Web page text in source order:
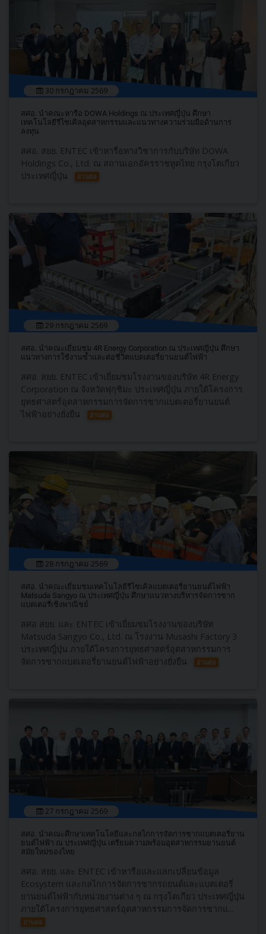
30 กรกฎาคม 2569
สศอ. นำคณะหารือ DOWA Holdings ณ ประเทศญี่ปุ่น ศึกษา
เทคโนโลยีรีไซเคิลอุตสาหกรรมและแนวทางความร่วมมือด้านการ
ลงทุน
สศอ. สยย. ENTEC เข้าหารือทางวิชาการกับบริษัท DOWA
Holdings Co., Ltd. ณ สถานเอกอัครราชทูตไทย กรุงโตเกียว
ประเทศญี่ปุ่น
อ่านต่อ
29 กรกฎาคม 2569
สศอ. นำคณะเยี่ยมชม 4R Energy Corporation ณ ประเทศญี่ปุ่น ศึกษา
แนวทางการใช้งานซ้ำและต่อชีวิตแบตเตอรี่ยานยนต์ไฟฟ้า
สศอ. สยย. ENTEC เข้าเยี่ยมชมโรงงานของบริษัท 4R Energy
Corporation ณ จังหวัดฟุกุชิมะ ประเทศญี่ปุ่น ภายใต้โครงการ
ยุทธศาสตร์อุตสาหกรรมการจัดการซากแบตเตอรี่ยานยนต์
ไฟฟ้าอย่างยั่งยืน
อ่านต่อ
28 กรกฎาคม 2569
สศอ. นำคณะเยี่ยมชมเทคโนโลยีรีไซเคิลแบตเตอรี่ยานยนต์ไฟฟ้า
Matsuda Sangyo ณ ประเทศญี่ปุ่น ศึกษาแนวทางบริหารจัดการซาก
แบตเตอรี่เชิงพาณิชย์
สศอ สยย. และ ENTEC เข้าเยี่ยมชมโรงงานของบริษัท
Matsuda Sangyo Co., Ltd. ณ โรงงาน Musashi Factory 3
ประเทศญี่ปุ่น ภายใต้โครงการยุทธศาสตร์อุตสาหกรรมการ
จัดการซากแบตเตอรี่ยานยนต์ไฟฟ้าอย่างยั่งยืน
อ่านต่อ
27 กรกฎาคม 2569
สศอ. นำคณะศึกษาเทคโนโลยีและกลไกการจัดการซากแบตเตอรี่ยาน
ยนต์ไฟฟ้า ณ ประเทศญี่ปุ่น เตรียมความพร้อมอุตสาหกรรมยานยนต์
สมัยใหม่ของไทย
สศอ. สยย. และ ENTEC เข้าหารือและแลกเปลี่ยนข้อมูล
Ecosystem และกลไกการจัดการซากรถยนต์และแบตเตอรี่
ยานยนต์ไฟฟ้ากับหน่วยงานต่าง ๆ ณ กรุงโตเกียว ประเทศญี่ปุ่น
ภายใต้โครงการยุทธศาสตร์อุตสาหกรรมการจัดการซากแ...
อ่านต่อ